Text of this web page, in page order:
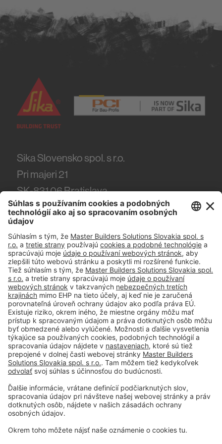
O nás
Sika Slovensko spol. s r.o.
Pri majeri 21
SK-831 06Bratislava
Tel. (+421) 918 444 918
#PCI
Tiráž
Podmienky používania
Obchodné podmienky spoločnosti
Paletové hospodárstvo
Ochrana osobných údajov